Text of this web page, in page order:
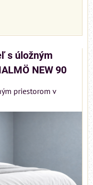
s úložným
NEW 90
priestorom v